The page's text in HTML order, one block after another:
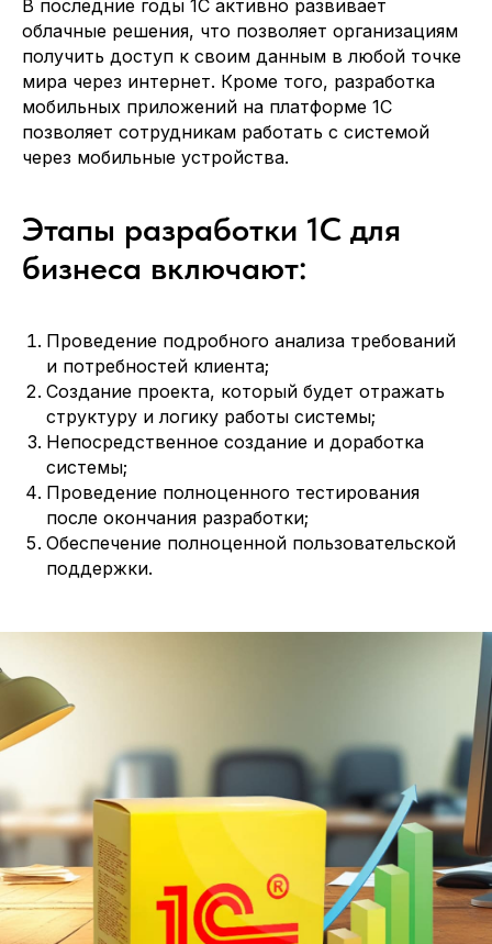
В последние годы 1С активно развивает
облачные решения, что позволяет организациям
получить доступ к своим данным в любой точке
мира через интернет. Кроме того, разработка
мобильных приложений на платформе 1С
позволяет сотрудникам работать с системой
через мобильные устройства.
Этапы разработки 1С для
бизнеса включают:
Проведение подробного анализа требований
и потребностей клиента;
Создание проекта, который будет отражать
структуру и логику работы системы;
Непосредственное создание и доработка
системы;
Проведение полноценного тестирования
после окончания разработки;
Обеспечение полноценной пользовательской
поддержки.
Давайтеусилим вашу